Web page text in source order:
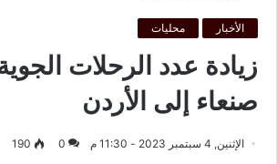
الأخبار محليات
زيادة عدد الرحلات
صنعاء إلى الأردن
الإثنين, 4 سبتمبر 2023 - 11:30 م 0
190